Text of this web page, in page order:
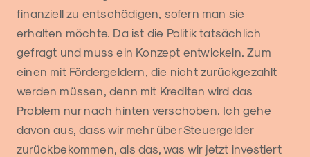
finanziell zu entschädigen, sofern man sie
erhalten möchte. Da ist die Politik tatsächlich
gefragt und muss ein Konzept entwickeln. Zum
einen mit Fördergeldern, die nicht zurückgezahlt
werden müssen, denn mit Krediten wird das
Problem nur nach hinten verschoben. Ich gehe
davon aus, dass wir mehr über Steuergelder
zurückbekommen, als das, was wir jetzt investiert